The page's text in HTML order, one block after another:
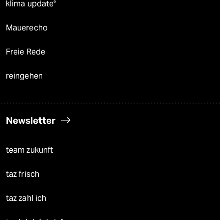
klima update°
Mauerecho
Freie Rede
reingehen
Newsletter
team zukunft
taz frisch
taz zahl ich